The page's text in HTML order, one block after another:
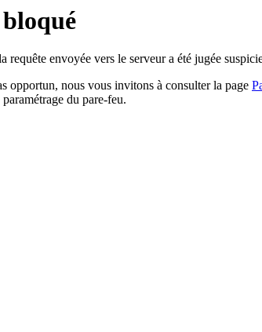
bloqué
envoyée vers le serveur a été jugée
opportun, nous vous invitons à consulter la page
du pare-feu.